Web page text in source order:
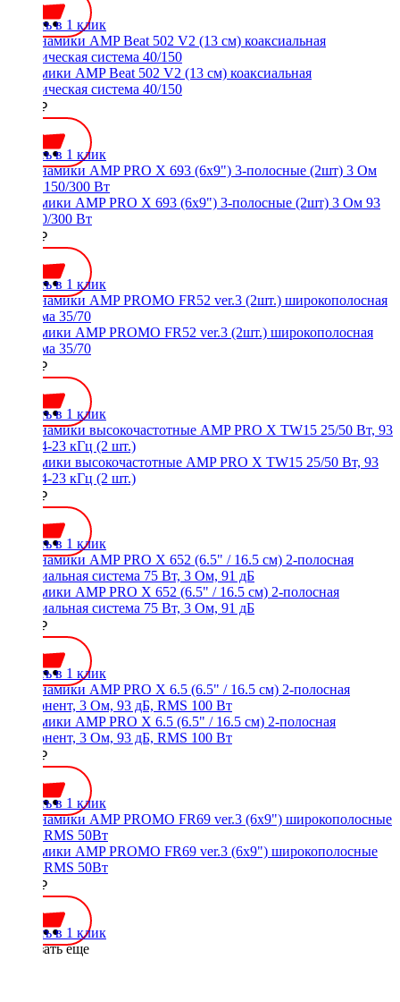
Купить в 1 клик
Динамики AMP Beat 502 V2 (13 см) коаксиальная
акустическая система 40/150
2200 ₽
Купить в 1 клик
Динамики AMP PRO X 693 (6x9") 3-полосные (2шт) 3 Ом 93
дБ 150/300 Вт
6300 ₽
Купить в 1 клик
Динамики AMP PROMO FR52 ver.3 (2шт.) широкополосная
система 35/70
2000 ₽
Купить в 1 клик
Динамики высокочастотные AMP PRO X TW15 25/50 Вт, 93
дБ, 1,4-23 кГц (2 шт.)
2300 ₽
Купить в 1 клик
Динамики AMP PRO X 652 (6.5" / 16.5 см) 2-полосная
коаксиальная система 75 Вт, 3 Ом, 91 дБ
4300 ₽
Купить в 1 клик
Динамики AMP PRO X 6.5 (6.5" / 16.5 см) 2-полосная
компонент, 3 Ом, 93 дБ, RMS 100 Вт
6850 ₽
Купить в 1 клик
Динамики AMP PROMO FR69 ver.3 (6x9") широкополосные
(2шт) RMS 50Вт
3000 ₽
Купить в 1 клик
Показать еще